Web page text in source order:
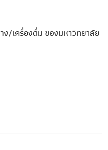
ง/เครื่องดื่ม ของมหาวิทยาลัย